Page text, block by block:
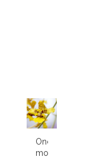
Oncidium
montanum